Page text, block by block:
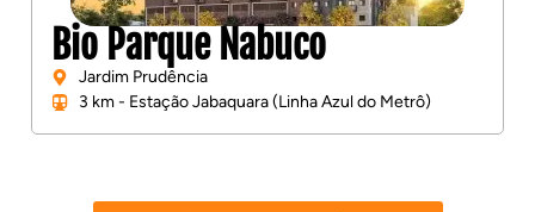
Cadiz
Jardim Prudência
3,8km - Jabaquara (Linha Azul do Metrô)